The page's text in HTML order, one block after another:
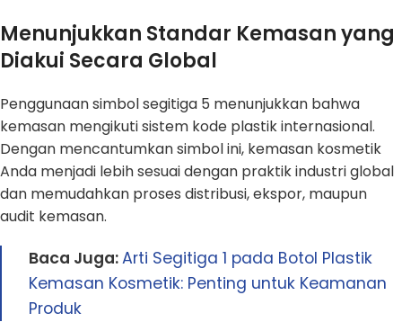
Menunjukkan Standar Kemasan yang
Diakui Secara Global
Penggunaan simbol segitiga 5 menunjukkan bahwa
kemasan mengikuti sistem kode plastik internasional.
Dengan mencantumkan simbol ini, kemasan kosmetik
Anda menjadi lebih sesuai dengan praktik industri global
dan memudahkan proses distribusi, ekspor, maupun
audit kemasan.
Baca Juga:Arti Segitiga 1 pada Botol Plastik
Kemasan Kosmetik: Penting untuk Keamanan
Produk